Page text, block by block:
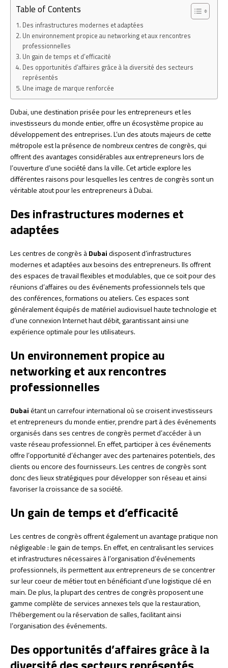
Table of Contents
Des infrastructures modernes et adaptées
Un environnement propice au networking et aux rencontres
professionnelles
Un gain de temps et d’efficacité
Des opportunités d’affaires grâce à la diversité des secteurs
représentés
Une image de marque renforcée
Dubai, une destination prisée pour les entrepreneurs et les
investisseurs du monde entier, offre un écosystème propice au
développement des entreprises. L’un des atouts majeurs de cette
métropole est la présence de nombreux centres de congrès, qui
offrent des avantages considérables aux entrepreneurs lors de
l’ouverture d’une société dans la ville. Cet article explore les
différentes raisons pour lesquelles les centres de congrès sont un
véritable atout pour les entrepreneurs à Dubai.
Des infrastructures modernes et
adaptées
Les centres de congrès àDubaidisposent d’infrastructures
modernes et adaptées aux besoins des entrepreneurs. Ils offrent
des espaces de travail flexibles et modulables, que ce soit pour des
réunions d’affaires ou des événements professionnels tels que
des conférences, formations ou ateliers. Ces espaces sont
généralement équipés de matériel audiovisuel haute technologie et
d’une connexion Internet haut débit, garantissant ainsi une
expérience optimale pour les utilisateurs.
Un environnement propice au
networking et aux rencontres
professionnelles
Dubaiétant un carrefour international où se croisent investisseurs
et entrepreneurs du monde entier, prendre part à des événements
organisés dans ses centres de congrès permet d’accéder à un
vaste réseau professionnel. En effet, participer à ces événements
offre l’opportunité d’échanger avec des partenaires potentiels, des
clients ou encore des fournisseurs. Les centres de congrès sont
donc des lieux stratégiques pour développer son réseau et ainsi
favoriser la croissance de sa société.
Un gain de temps et d’efficacité
Les centres de congrès offrent également un avantage pratique non
négligeable : le gain de temps. En effet, en centralisant les services
et infrastructures nécessaires à l’organisation d’événements
professionnels, ils permettent aux entrepreneurs de se concentrer
sur leur coeur de métier tout en bénéficiant d’une logistique clé en
main. De plus, la plupart des centres de congrès proposent une
gamme complète de services annexes tels que la restauration,
l’hébergement ou la réservation de salles, facilitant ainsi
l’organisation des événements.
Des opportunités d’affaires grâce à la